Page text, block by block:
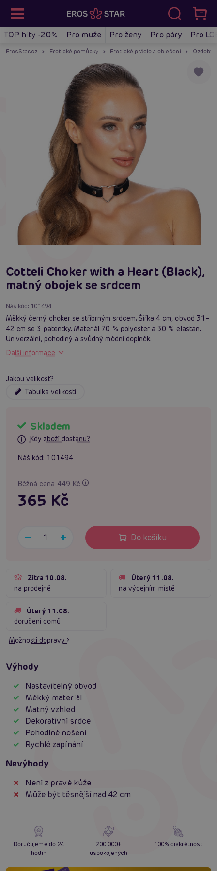
TOP hity -20% Pro muže Pro ženy Pro páry Pro
ErosStar.cz Erotické pomůcky Erotické prádlo a oblečení Ozdoby
Cotteli Choker with a Heart (Black),
matný obojek se srdcem
Náš kód: 101494
Měkký černý choker se stříbrným srdcem. Šířka 4 cm, obvod 31–
42 cm se 3 patentky. Materiál 70 % polyester a 30 % elastan.
Univerzální, pohodlný a svůdný módní doplněk.
Další informace
Jakou velikost?
Tabulka velikostí
Skladem
Kdy zboží dostanu?
Náš kód: 101494
Běžná cena 449 Kč
365 Kč
Do košíku
Zítra 10.08.
na prodejně
Úterý 11.08.
na výdejním místě
Úterý 11.08.
doručení domů
Možnosti dopravy
Výhody
Nastavitelný obvod
Měkký materiál
Matný vzhled
Dekorativní srdce
Pohodlné nošení
Rychlé zapínání
Nevýhody
Není z pravé kůže
Může být těsnější nad 42 cm
Doručujeme do 24
hodin
200 000+
uspokojených
100% diskrétnost